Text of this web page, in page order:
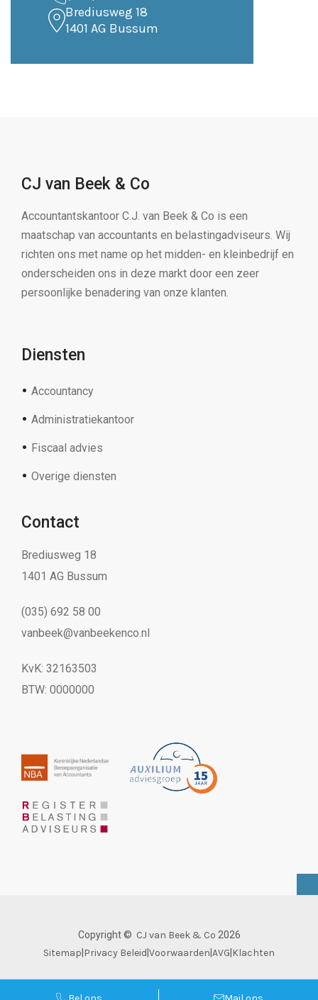
Brediusweg 18
1401 AG Bussum
CJ van Beek & Co
Accountantskantoor C.J. van Beek & Co is een
maatschap van accountants en belastingadviseurs. Wij
richten ons met name op het midden- en kleinbedrijf en
onderscheiden ons in deze markt door een zeer
persoonlijke benadering van onze klanten.
Diensten
Accountancy
Administratiekantoor
Fiscaal advies
Overige diensten
Contact
Brediusweg 18
1401 AG Bussum
(035) 692 58 00
vanbeek@vanbeekenco.nl
KvK: 32163503
BTW: 0000000
Copyright © CJ van Beek & Co 2026
Sitemap Privacy Beleid Voorwaarden AVG Klachten